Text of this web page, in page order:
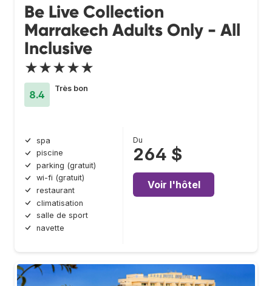
Be Live Collection
Marrakech Adults Only - All
Inclusive
★★★★★
8.4
Très bon
spa
piscine
parking (gratuit)
wi-fi (gratuit)
restaurant
climatisation
salle de sport
navette
Du
264 $
Voir l'hôtel